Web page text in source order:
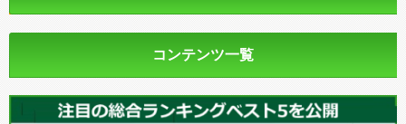
コンテンツ一覧